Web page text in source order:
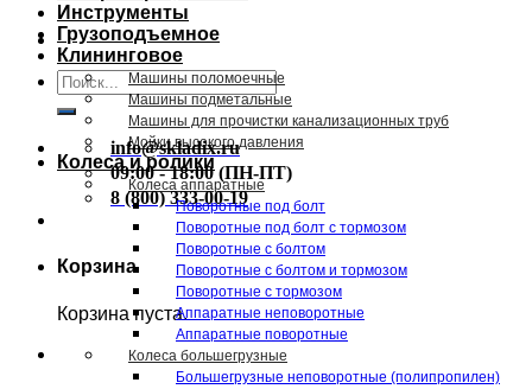
Искать:
info@skladix.ru
09:00 - 18:00 (ПН-ПТ)
8 (800) 333-00-19
Корзина
Корзина пуста.
Инструменты
Грузоподъемное
Клининговое
Машины поломоечные
Машины подметальные
Машины для прочистки канализационных труб
Мойки высокого давления
Колеса и ролики
Колеса аппаратные
Поворотные под болт
Поворотные под болт с тормозом
Поворотные с болтом
Поворотные с болтом и тормозом
Поворотные с тормозом
Аппаратные неповоротные
Аппаратные поворотные
Колеса большегрузные
Большегрузные неповоротные (полипропилен)